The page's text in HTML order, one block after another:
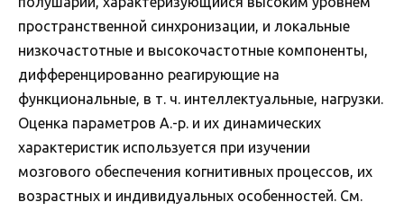
пространственной синхронизации, и локальные
низкочастотные и высокочастотные компоненты,
дифференцированно реагирующие на
функциональные, в т. ч. интеллектуальные, нагрузки.
Оценка параметров А.-р. и их динамических
характеристик используется при изучении
мозгового обеспечения когнитивных процессов, их
возрастных и индивидуальных особенностей. См.